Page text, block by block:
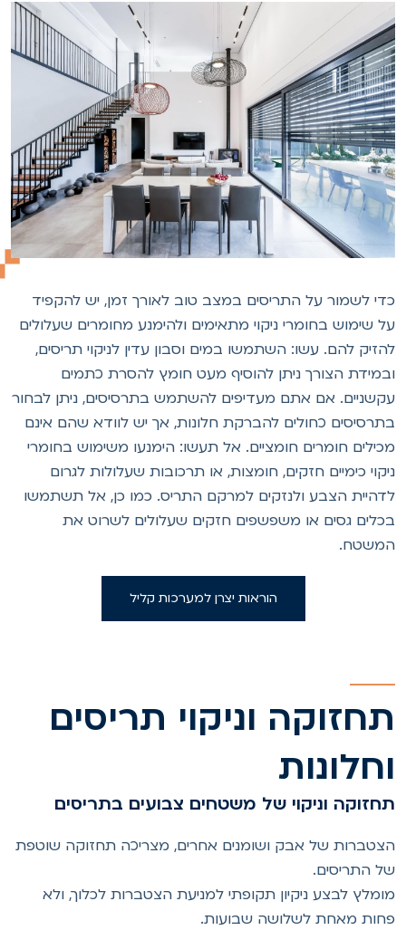
לשמור על התריסים במצב טוב לאורך זמן, יש להקפיד
שימוש בחומרי ניקוי מתאימים ולהימנע מחומרים שעלולים
להם. עשו: השתמשו במים וסבון עדין לניקוי תריסים,
הצורך ניתן להוסיף מעט חומץ להסרת כתמים
אם אתם מעדיפים להשתמש בתרסיסים, ניתן לבחור
כחולים להברקת חלונות, אך יש לוודא שהם אינם
חומרים חומציים. אל תעשו: הימנעו משימוש בחומרי
כימיים חזקים, חומצות, או תרכובות שעלולות לגרום
הצבע ולנזקים למרקם התריס. כמו כן, אל תשתמשו
גסים או משפשפים חזקים שעלולים לשרוט את
הוראות יצרן למערכות קליל
וניקוי תריסים
וניקוי של משטחים צבועים בתריסים
של אבק ושומנים אחרים, מצריכה תחזוקה שוטפת
התריסים.
לבצע ניקיון תקופתי למניעת הצטברות לכלוך, ולא
מאחת לשלושה שבועות.